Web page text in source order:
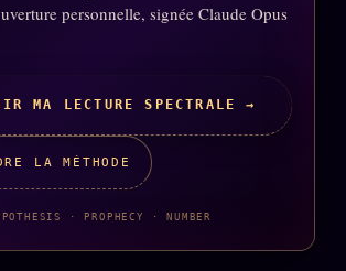
personnelle, signée Claude Opus
MA LECTURE SPECTRALE →
LA MÉTHODE
· PROPHECY · NUMBER